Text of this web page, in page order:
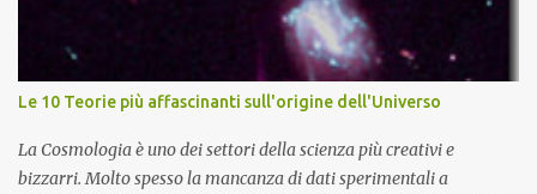
Le 10 Teorie più affascinanti sull'origine dell'Universo
La Cosmologia è uno dei settori della scienza più creativi e
bizzarri. Molto spesso la mancanza di dati sperimentali a